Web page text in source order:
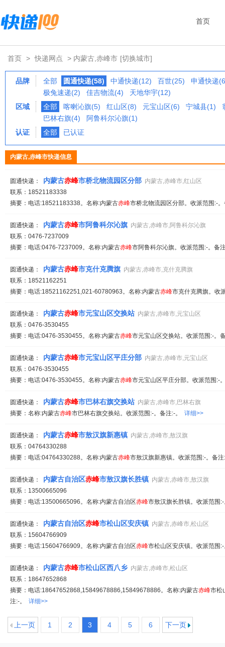
首页
首页 > 快递网点 > 内蒙古,赤峰市 [切换城市]
品牌 全部 圆通快递(58) 中通快递(12) 百世(25)
申通快递
极兔速递(2)
佳吉物流(4)
天地华宇(12)
区域
全部 喀喇沁旗(5) 红山区(8) 元宝山区(6) 宁城县(1)
巴林右旗(4)
阿鲁科尔沁旗(1)
认证
全部 已认证
内蒙古,赤峰市快递信息
圆通快递： 内蒙古赤峰市桥北物流园区分部 内蒙古,赤峰市,红山区
联系：18521183338
摘要：电话:18521183338。名称:内蒙古赤峰市桥北物流园区分部。收派范围:-
圆通快递： 内蒙古赤峰市阿鲁科尔沁旗 内蒙古,赤峰市,阿鲁科尔沁旗
联系：0476-7237009
摘要：电话:0476-7237009。名称:内蒙古赤峰市阿鲁科尔沁旗。收派范围:-。备
圆通快递： 内蒙古赤峰市克什克腾旗 内蒙古,赤峰市,克什克腾旗
联系：18521162251
摘要：电话:18521162251,021-60780963。名称:内蒙古赤峰市克什克腾旗。收
圆通快递： 内蒙古赤峰市元宝山区交换站 内蒙古,赤峰市,元宝山区
联系：0476-3530455
摘要：电话:0476-3530455。名称:内蒙古赤峰市元宝山区交换站。收派范围:-。
圆通快递： 内蒙古赤峰市元宝山区平庄分部 内蒙古,赤峰市,元宝山区
联系：0476-3530455
摘要：电话:0476-3530455。名称:内蒙古赤峰市元宝山区平庄分部。收派范围:-
圆通快递： 内蒙古赤峰市巴林右旗交换站 内蒙古,赤峰市,巴林右旗
摘要：名称:内蒙古赤峰市巴林右旗交换站。收派范围:-。备注:-。 详细>>
圆通快递： 内蒙古赤峰市敖汉旗新惠镇 内蒙古,赤峰市,敖汉旗
联系：04764330288
摘要：电话:04764330288。名称:内蒙古赤峰市敖汉旗新惠镇。收派范围:-。备
圆通快递： 内蒙古自治区赤峰市敖汉旗长胜镇 内蒙古,赤峰市,敖汉旗
联系：13500665096
摘要：电话:13500665096。名称:内蒙古自治区赤峰市敖汉旗长胜镇。收派范围
圆通快递： 内蒙古自治区赤峰市松山区安庆镇 内蒙古,赤峰市,松山区
联系：15604766909
摘要：电话:15604766909。名称:内蒙古自治区赤峰市松山区安庆镇。收派范围
圆通快递： 内蒙古赤峰市松山区西八乡 内蒙古,赤峰市,松山区
联系：18647652868
摘要：电话:18647652868,15849678886,15849678886。名称:内蒙古赤峰市松
注:-。 详细>>
上一页 1 2 3 4 5 6 下一页